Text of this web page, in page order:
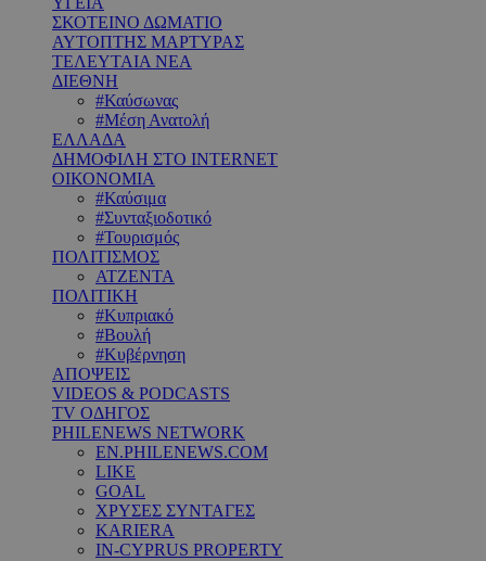
ΣΚΟΤΕΙΝΟ ΔΩΜΑΤΙΟ
ΑΥΤΟΠΤΗΣ ΜΑΡΤΥΡΑΣ
ΤΕΛΕΥΤΑΙΑ ΝΕΑ
ΔΙΕΘΝΗ
#Καύσωνας
#Μέση Ανατολή
ΕΛΛΑΔΑ
ΔΗΜΟΦΙΛΗ ΣΤΟ INTERNET
ΟΙΚΟΝΟΜΙΑ
#Καύσιμα
#Συνταξιοδοτικό
#Τουρισμός
ΠΟΛΙΤΙΣΜΟΣ
ΑΤΖΕΝΤΑ
ΠΟΛΙΤΙΚΗ
#Κυπριακό
#Βουλή
#Κυβέρνηση
ΑΠΟΨΕΙΣ
VIDEOS & PODCASTS
TV ΟΔΗΓΟΣ
PHILENEWS NETWORK
EN.PHILENEWS.COM
LIKE
GOAL
ΧΡΥΣΕΣ ΣΥΝΤΑΓΕΣ
KARIERA
IN-CYPRUS PROPERTY